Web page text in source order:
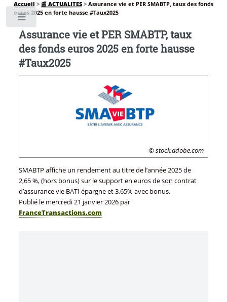
Accueil > 📰 ACTUALITES> Assurance vie et PER SMABTP, taux des fonds
euros 2025 en forte hausse #Taux2025
Assurance vie et PER SMABTP, taux
des fonds euros 2025 en forte hausse
#Taux2025
© stock.adobe.com
SMABTP affiche un rendement au titre de l’année 2025 de
2,65 %, (hors bonus) sur le support en euros de son contrat
d’assurance vie BATI épargne et 3,65% avec bonus.
Publié le mercredi 21 janvier 2026par
FranceTransactions.com